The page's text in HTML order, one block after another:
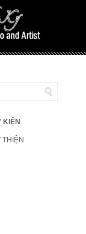
KIỆN